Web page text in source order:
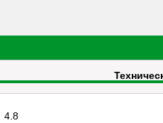
4.8